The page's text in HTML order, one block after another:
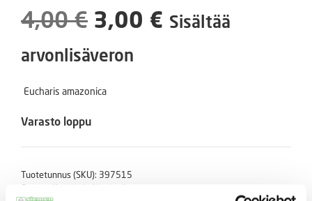
4,00€ Alkuperäinen
hinta
oli:
3,00 € Nykyinen
Sisältää
arvonlisäveron
Eucharis amazonica
Varasto loppu
Tuotetunnus (SKU): 397515
Osasto: Kevään kukkasipulit